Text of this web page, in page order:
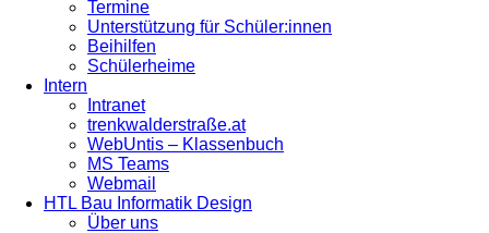
Termine
Unterstützung für Schüler:innen
Beihilfen
Schülerheime
Intern
Intranet
trenkwalderstraße.at
WebUntis – Klassenbuch
MS Teams
Webmail
HTL Bau Informatik Design
Über uns